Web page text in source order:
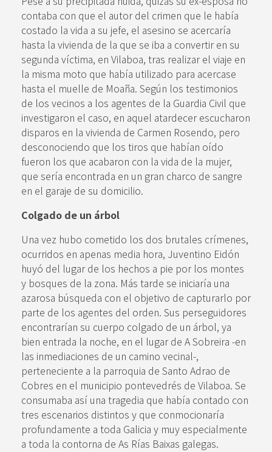
contaba con que el autor del crimen que le había
costado la vida a su jefe, el asesino se acercaría
hasta la vivienda de la que se iba a convertir en su
segunda víctima, en Vilaboa, tras realizar el viaje en
la misma moto que había utilizado para acercase
hasta el muelle de Moaña. Según los testimonios
de los vecinos a los agentes de la Guardia Civil que
investigaron el caso, en aquel atardecer escucharon
disparos en la vivienda de Carmen Rosendo, pero
desconociendo que los tiros que habían oído
fueron los que acabaron con la vida de la mujer,
que sería encontrada en un gran charco de sangre
en el garaje de su domicilio.
Colgado de un árbol
Una vez hubo cometido los dos brutales crímenes,
ocurridos en apenas media hora, Juventino Eidón
huyó del lugar de los hechos a pie por los montes
y bosques de la zona. Más tarde se iniciaría una
azarosa búsqueda con el objetivo de capturarlo por
parte de los agentes del orden. Sus perseguidores
encontrarían su cuerpo colgado de un árbol, ya
bien entrada la noche, en el lugar de A Sobreira -en
las inmediaciones de un camino vecinal-,
perteneciente a la parroquia de Santo Adrao de
Cobres en el municipio pontevedrés de Vilaboa. Se
consumaba así una tragedia que había contado con
tres escenarios distintos y que conmocionaría
profundamente a toda Galicia y muy especialmente
a toda la contorna de As Rías Baixas galegas.